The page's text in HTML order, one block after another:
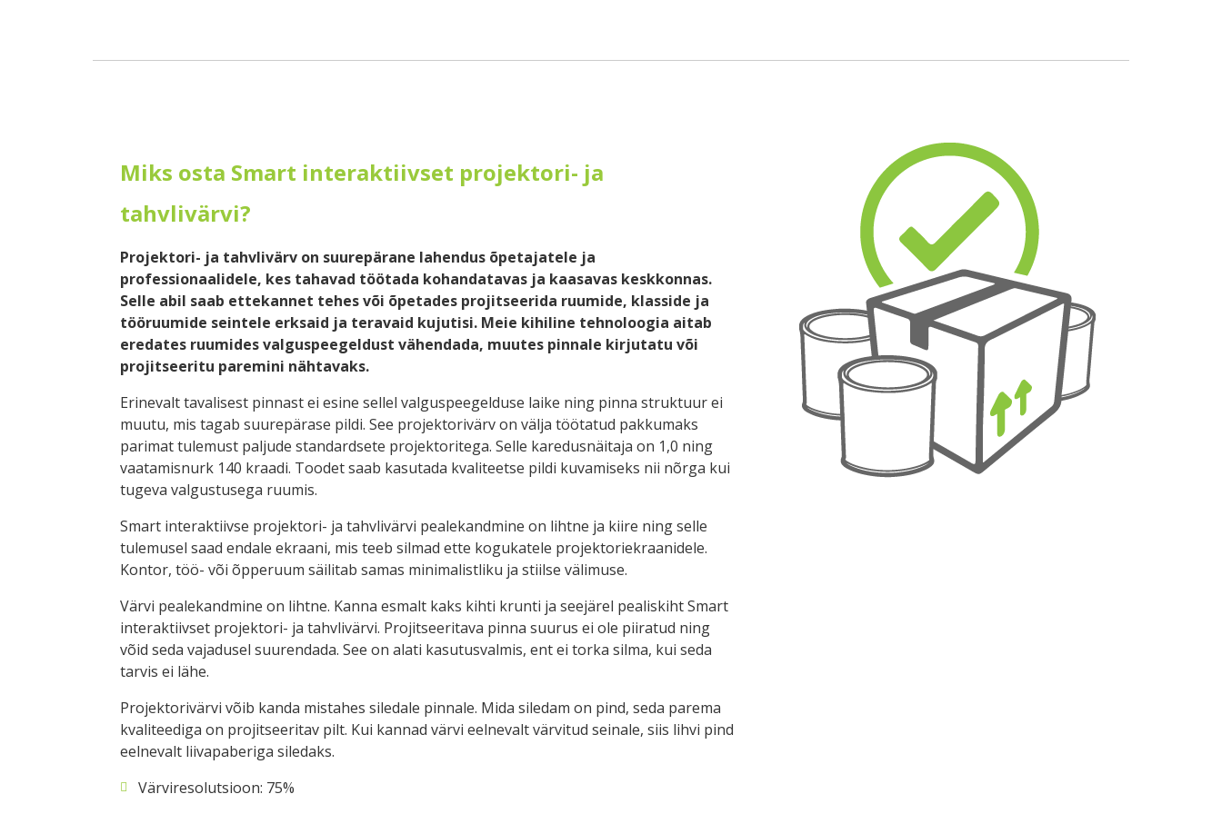
Miks osta Smart interaktiivset projektori- ja
tahvlivärvi?
Projektori- ja tahvlivärv on suurepärane lahendus õpetajatele ja
professionaalidele, kes tahavad töötada kohandatavas ja kaasavas keskkonnas.
Selle abil saab ettekannet tehes või õpetades projitseerida ruumide, klasside ja
tööruumide seintele erksaid ja teravaid kujutisi. Meie kihiline tehnoloogia aitab
eredates ruumides valguspeegeldust vähendada, muutes pinnale kirjutatu või
projitseeritu paremini nähtavaks.
Erinevalt tavalisest pinnast ei esine sellel valguspeegelduse laike ning pinna struktuur ei
muutu, mis tagab suurepärase pildi. See projektorivärv on välja töötatud pakkumaks
parimat tulemust paljude standardsete projektoritega. Selle karedusnäitaja on 1,0 ning
vaatamisnurk 140 kraadi. Toodet saab kasutada kvaliteetse pildi kuvamiseks nii nõrga kui
tugeva valgustusega ruumis.
Smart interaktiivse projektori- ja tahvlivärvi pealekandmine on lihtne ja kiire ning selle
tulemusel saad endale ekraani, mis teeb silmad ette kogukatele projektoriekraanidele.
Kontor, töö- või õpperuum säilitab samas minimalistliku ja stiilse välimuse.
Värvi pealekandmine on lihtne. Kanna esmalt kaks kihti krunti ja seejärel pealiskiht Smart
interaktiivset projektori- ja tahvlivärvi. Projitseeritava pinna suurus ei ole piiratud ning
võid seda vajadusel suurendada. See on alati kasutusvalmis, ent ei torka silma, kui seda
tarvis ei lähe.
Projektorivärvi võib kanda mistahes siledale pinnale. Mida siledam on pind, seda parema
kvaliteediga on projitseeritav pilt. Kui kannad värvi eelnevalt värvitud seinale, siis lihvi pind
eelnevalt liivapaberiga siledaks.
Värviresolutsioon: 75%